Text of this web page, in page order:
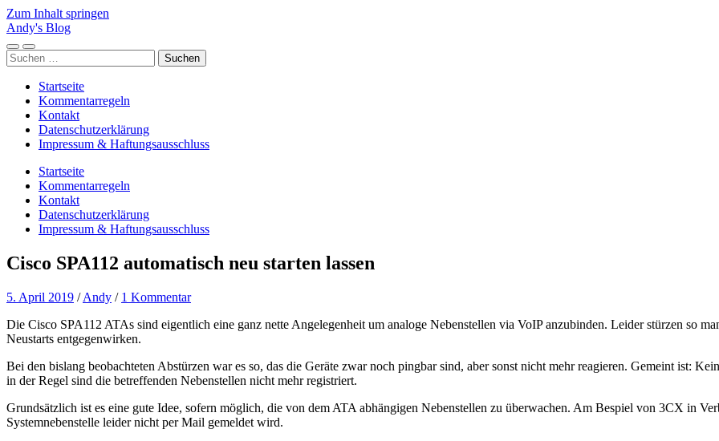
Zum Inhalt springen
Andy's Blog
Mobile-
Menü
Suchfeld
ein-/ausblenden
Suchen
nach:
Startseite
Kommentarregeln
Kontakt
Datenschutzerklärung
Impressum & Haftungsausschluss
Startseite
Kommentarregeln
Kontakt
Datenschutzerklärung
Impressum & Haftungsausschluss
Cisco SPA112 automatisch neu starten lassen
5. April 2019 /Andy / 1 Kommentar
Die Cisco SPA112 ATAs sind eigentlich eine ganz nette Angelegenheit um analoge Nebenstellen via VoIP anzubinden. Leider stürzen so
Neustarts entgegenwirken.
Bei den bislang beobachteten Abstürzen war es so, das die Geräte zwar noch pingbar sind, aber sonst nicht mehr reagieren. Gemeint ist:
in der Regel sind die betreffenden Nebenstellen nicht mehr registriert.
Grundsätzlich ist es eine gute Idee, sofern möglich, die von dem ATA abhängigen Nebenstellen zu überwachen. Am Bespiel von 3CX in
Systemnebenstelle leider nicht per Mail gemeldet wird.